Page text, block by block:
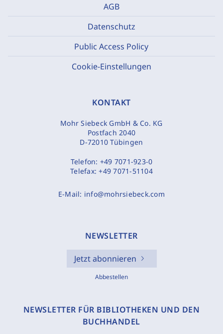
AGB
Datenschutz
Public Access Policy
Cookie-Einstellungen
KONTAKT
Mohr Siebeck GmbH & Co. KG
Postfach 2040
D-72010 Tübingen
Telefon: +49 7071-923-0
Telefax:+49 7071-51104
E-Mail: info@mohrsiebeck.com
NEWSLETTER
Jetzt abonnieren
Abbestellen
NEWSLETTER FÜR BIBLIOTHEKEN UND DEN
BUCHHANDEL